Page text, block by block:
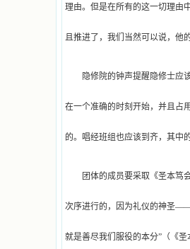
理由。但是在所有的这一切理由
且推进了，我们当然可以说，他
隐修院的钟声提醒隐修士应
在一个准确的时刻开始，并且占
的。唱经班组也应该到齐，其中
团体的成员要采取《圣本笃
次序进行的，因为礼仪的神圣
就是善尽我们服役的本分”（《圣